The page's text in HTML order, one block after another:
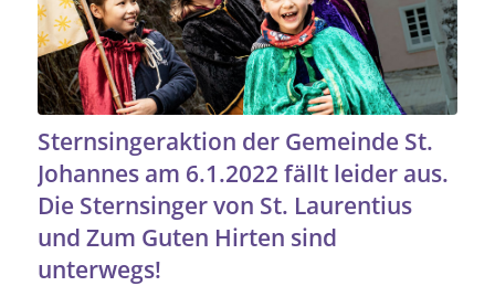
Sternsingeraktion der Gemeinde St.
Johannes am 6.1.2022 fällt leider aus.
Die Sternsinger von St. Laurentius
und Zum Guten Hirten sind
unterwegs!